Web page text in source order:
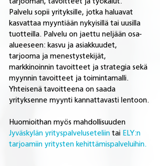
tarjooman, tavoitteet ja työkalut.
Palvelu sopii yrityksille, jotka haluavat
kasvattaa myyntiään nykyisillä tai uusilla
tuotteilla. Palvelu on jaettu neljään osa-
alueeseen: kasvu ja asiakkuudet,
tarjooma ja menestystekijät,
markkinoinnin tavoitteet ja strategia sekä
myynnin tavoitteet ja toimintamalli.
Yhteisenä tavoitteena on saada
yrityksenne myynti kannattavasti lentoon.
Huomioithan myös mahdollisuuden
Jyväskylän yrityspalveluseteliin tai ELY:n
tarjoamiin yritysten kehittämispalveluihin.